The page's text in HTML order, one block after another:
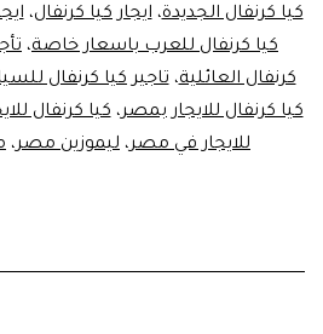
كيا كرنفال الجديدة،ايجار كيا كرنفال،
كيا كرنفال للعرب باسعار خاصة،
كرنفال العائلية،تاجير كيا كرنفال
كيا كرنفال للايجار بمصر،كيا كرنفال
للايجار في مصر، ليموزين مصر،